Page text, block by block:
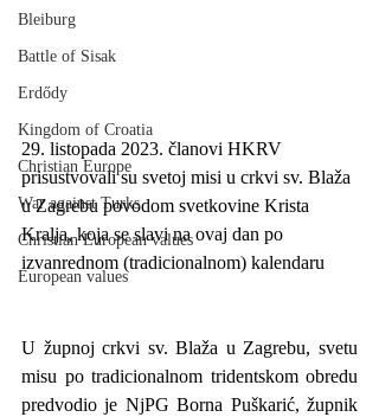
Bleiburg
Battle of Sisak
Erdődy
Kingdom of Croatia
Christian Europe
War against Turks
Christian European values
European values
29. listopada 2023. članovi HKRV
prisustvovali su svetoj misi u crkvi sv. Blaža
u Zagrebu povodom svetkovine Krista
Kralja, koja se slavi na ovaj dan po
izvanrednom (tradicionalnom) kalendaru
U župnoj crkvi sv. Blaža u Zagrebu, svetu
misu po tradicionalnom tridentskom obredu
predvodio je NjPG Borna Puškarić, župnik